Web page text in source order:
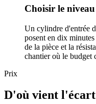
Choisir le niveau
Un cylindre d'entrée
posent en dix
de la pièce et la
chantier où le budget
Prix
D'où vient